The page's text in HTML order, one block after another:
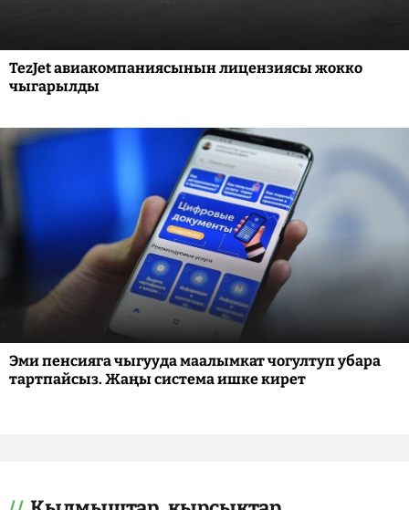
TezJet авиакомпаниясынын лицензиясы жокко
чыгарылды
Эми пенсияга чыгууда маалымкат чогултуп убара
тартпайсыз. Жаңы система ишке кирет